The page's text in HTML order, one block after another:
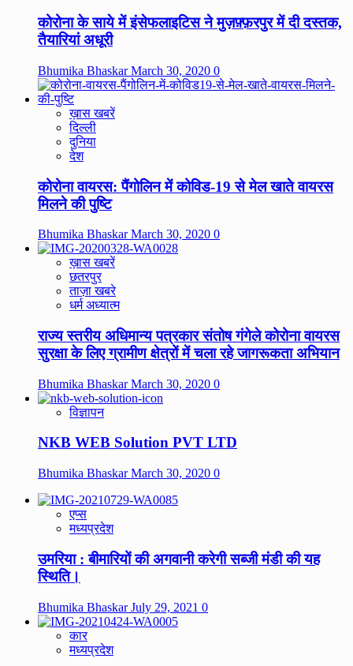
कोरोना के साये में इंसेफलाइटिस ने मुज़फ़्फ़रपुर में दी दस्तक,
तैयारियां अधूरी
Bhumika BhaskarMarch 30, 2020 0
ख़ास खबरें
दिल्ली
दुनिया
देश
कोरोना वायरस: पैंगोलिन में कोविड-19 से मेल खाते वायरस
मिलने की पुष्टि
Bhumika BhaskarMarch 30, 2020 0
ख़ास खबरें
छतरपुर
ताज़ा खबरे
धर्म अध्यात्म
राज्य स्तरीय अधिमान्य पत्रकार संतोष गंगेले कोरोना वायरस
सुरक्षा के लिए ग्रामीण क्षेत्रों में चला रहे जागरूकता अभियान
Bhumika BhaskarMarch 30, 2020 0
विज्ञापन
NKB WEB Solution PVT LTD
Bhumika BhaskarMarch 30, 2020 0
एप्स
मध्यप्रदेश
उमरिया : बीमारियों की अगवानी करेगी सब्जी मंडी की यह
स्थिति।
Bhumika BhaskarJuly 29, 2021 0
कार
मध्यप्रदेश